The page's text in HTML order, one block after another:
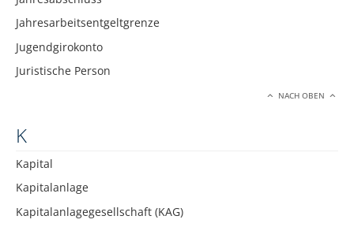
Jahresarbeitsentgeltgrenze
Jugendgirokonto
Juristische Person
NACH OBEN
K
Kapital
Kapitalanlage
Kapitalanlagegesellschaft (KAG)